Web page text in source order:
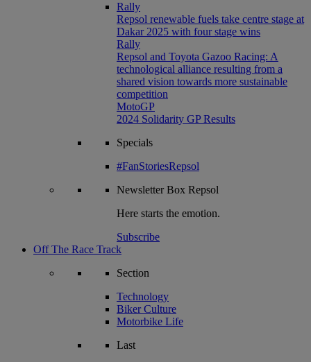
Rally
Repsol renewable fuels take centre stage at
Dakar 2025 with four stage wins
Rally
Repsol and Toyota Gazoo Racing: A
technological alliance resulting from a
shared vision towards more sustainable
competition
MotoGP
2024 Solidarity GP Results
Specials
#FanStoriesRepsol
NewsletterBox Repsol
Here starts the emotion.
Subscribe
Off The Race Track
Section
Technology
Biker Culture
Motorbike Life
Last